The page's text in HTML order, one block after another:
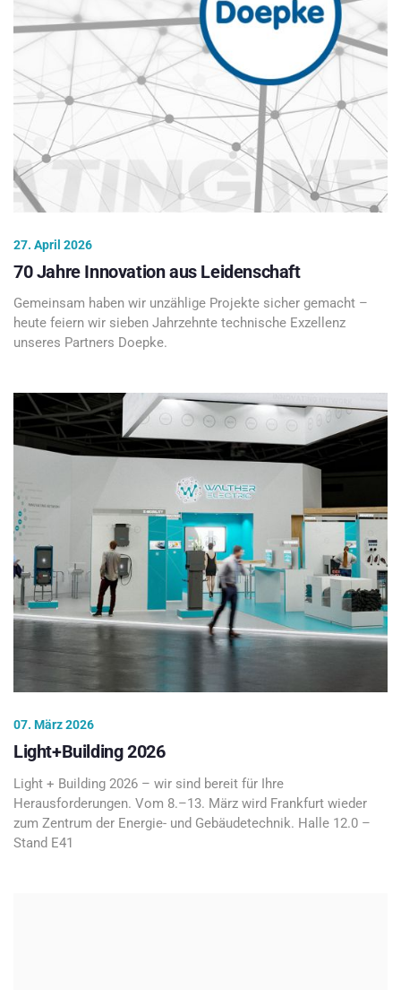
27. April 2026
70 Jahre Innovation aus Leidenschaft
Gemeinsam haben wir unzählige Projekte sicher gemacht –
heute feiern wir sieben Jahrzehnte technische Exzellenz
unseres Partners Doepke.
07. März 2026
Light+Building 2026
Light + Building 2026 – wir sind bereit für Ihre
Herausforderungen. Vom 8.–13. März wird Frankfurt wieder
zum Zentrum der Energie- und Gebäudetechnik. Halle 12.0 –
Stand E41